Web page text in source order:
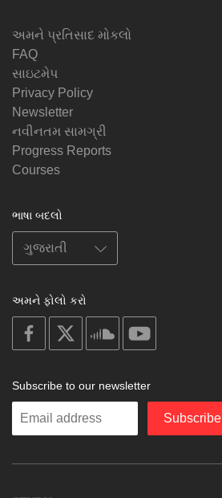
અમને પ્રતિસાદ મોકલો
FAQ
સાઇટમેપ
Privacy Policy
Newsletter
નવીનતમ સામગ્રી
Progress Reports
Courses
ભાષા બદલો
અમને ફોલો કરો
on
facebook
soundcloud
Subscribe to our newsletter
Enter
Subscribe